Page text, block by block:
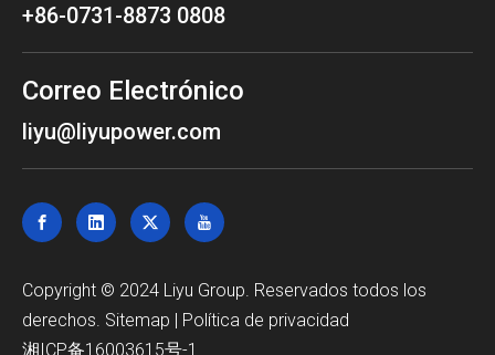
+86-0731-8873 0808
Correo Electrónico
liyu@liyupower.com
Copyright © 2024 Liyu Group. Reservados todos los
derechos. Sitemap | Política de privacidad
湘ICP备16003615号-1